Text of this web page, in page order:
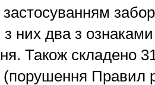
застосуванням
них два з ознаками
Також складено
Правил